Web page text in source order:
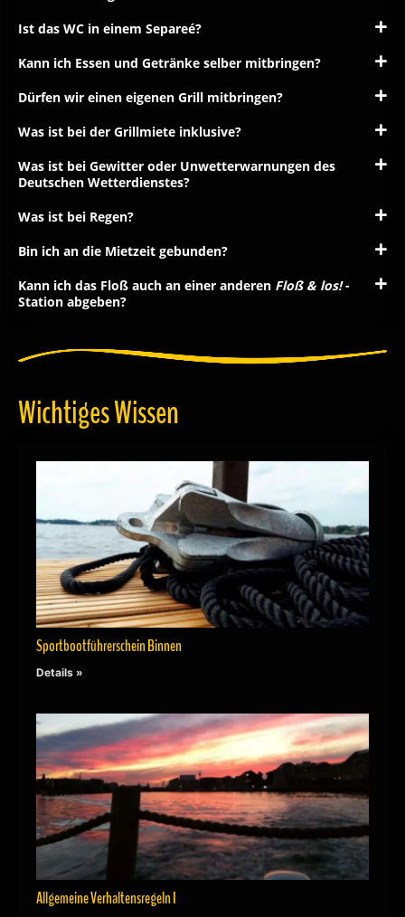
Ist das WC in einem Separeé?
Kann ich Essen und Getränke selber mitbringen?
Dürfen wir einen eigenen Grill mitbringen?
Was ist bei der Grillmiete inklusive?
Was ist bei Gewitter oder Unwetterwarnungen des
Deutschen Wetterdienstes?
Was ist bei Regen?
Bin ich an die Mietzeit gebunden?
Kann ich das Floß auch an einer anderen Floß & los!-
Station abgeben?
Wichtiges Wissen
Sportbootführerschein Binnen
Details »
Allgemeine Verhaltensregeln I